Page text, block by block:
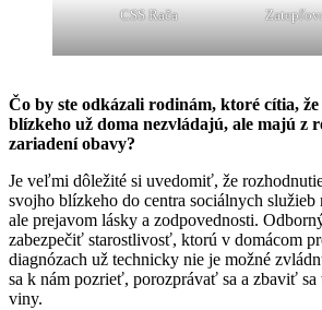
CSS Rača
Čo by ste odkázali rodinám, ktoré cítia,
blízkeho už doma nezvládajú, ale majú z
zariadení obavy?
Je veľmi dôležité si uvedomiť, že
svojho blízkeho do centra sociálnych
ale prejavom lásky a zodpovednosti.
zabezpečiť starostlivosť, ktorú v domácom
diagnózach už technicky nie je možné
sa k nám pozrieť, porozprávať sa a zbaviť
viny.